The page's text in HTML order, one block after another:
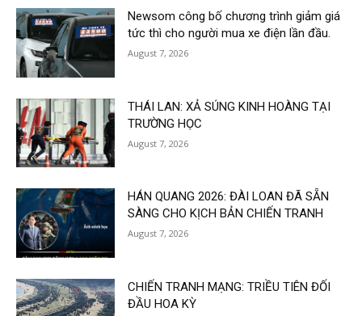
Newsom công bố chương trình giảm giá
tức thì cho người mua xe điện lần đầu.
August 7, 2026
THÁI LAN: XẢ SÚNG KINH HOÀNG TẠI
TRƯỜNG HỌC
August 7, 2026
HÁN QUANG 2026: ĐÀI LOAN ĐÃ SẴN
SÀNG CHO KỊCH BẢN CHIẾN TRANH
August 7, 2026
CHIẾN TRANH MẠNG: TRIỀU TIÊN ĐỐI
ĐẦU HOA KỲ